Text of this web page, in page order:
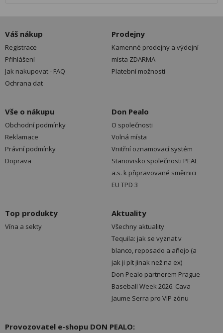
Váš nákup
Registrace
Přihlášení
Jak nakupovat - FAQ
Ochrana dat
Prodejny
Kamenné prodejny a výdejní
místa ZDARMA
Platební možnosti
Vše o nákupu
Obchodní podmínky
Reklamace
Právní podmínky
Doprava
Don Pealo
O společnosti
Volná místa
Vnitřní oznamovací systém
Stanovisko společnosti PEAL
a.s. k připravované směrnici
EU TPD 3
Top produkty
Vína a sekty
Aktuality
Všechny aktuality
Tequila: jak se vyznat v
blanco, reposado a añejo (a
jak ji pít jinak než na ex)
Don Pealo partnerem Prague
Baseball Week 2026. Cava
Jaume Serra pro VIP zónu
Provozovatel e-shopu DON PEALO: